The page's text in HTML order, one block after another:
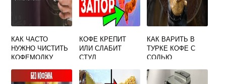
КАК ЧАСТО
НУЖНО ЧИСТИТЬ
КОФЕМОЛКУ
КОФЕ КРЕПИТ
ИЛИ СЛАБИТ
СТУЛ
КАК ВАРИТЬ В
ТУРКЕ КОФЕ С
СОЛЬЮ